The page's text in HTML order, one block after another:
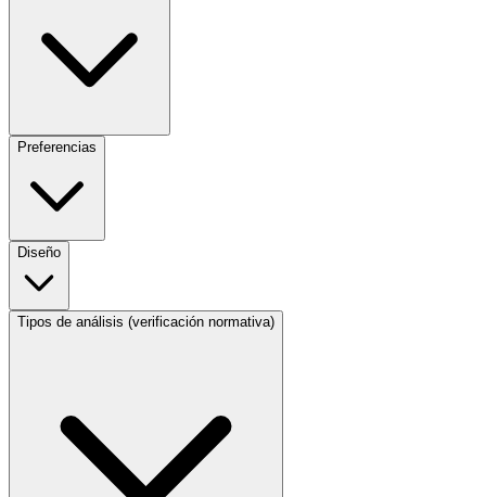
Preferencias
Diseño
Tipos de análisis (verificación normativa)